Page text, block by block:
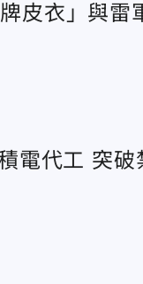
皮衣」與雷
影/陸半導體重大突